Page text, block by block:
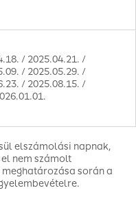
/ 2025.04.21. /
/ 2025.05.29. /
/ 2025.08.15. /
elszámolási napnak,
nem számolt
során a